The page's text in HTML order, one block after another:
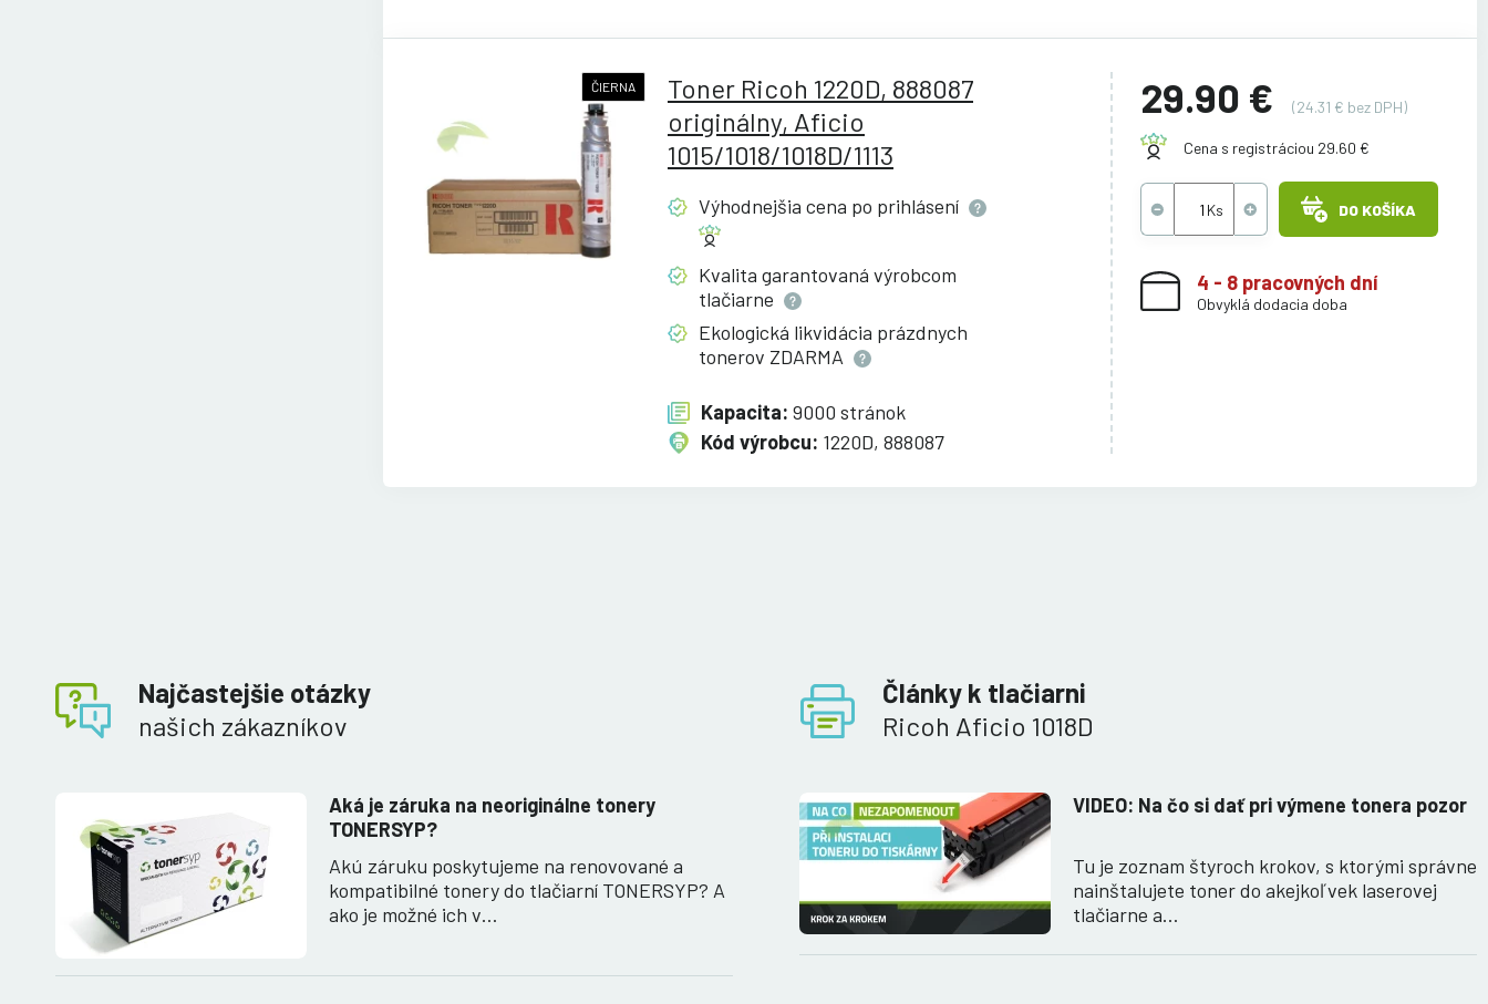
ČIERNA
Toner Ricoh 1220D, 888087
originálny, Aficio
1015/1018/1018D/1113
Výhodnejšia cena po prihlásení
Kvalita garantovaná výrobcom
tlačiarne
Ekologická likvidácia prázdnych
tonerov ZDARMA
Kapacita: 9000 stránok
Kód výrobcu: 1220D, 888087
29.90 € (24.31 € bez DPH)
Cena s registráciou 29.60 €
DO KOŠÍKA
4 - 8 pracovných dní
Obvyklá dodacia doba
Najčastejšie otázky
našich zákazníkov
Články k tlačiarni
Ricoh Aficio 1018D
Aká je záruka na neoriginálne tonery
TONERSYP?
Akú záruku poskytujeme na renovované a
kompatibilné tonery do tlačiarní TONERSYP? A
ako je možné ich v…
VIDEO: Na čo si dať pri výmene tonera pozor
Tu je zoznam štyroch krokov, s ktorými správne
nainštalujete toner do akejkoľvek laserovej
tlačiarne a…